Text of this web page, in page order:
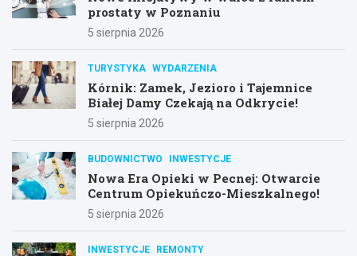
prostaty w Poznaniu
5 sierpnia 2026
TURYSTYKA WYDARZENIA
Kórnik: Zamek, Jezioro i Tajemnice
Białej Damy Czekają na Odkrycie!
5 sierpnia 2026
BUDOWNICTWO INWESTYCJE
Nowa Era Opieki w Pecnej: Otwarcie
Centrum Opiekuńczo-Mieszkalnego!
5 sierpnia 2026
INWESTYCJE REMONTY